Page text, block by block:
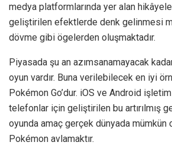
medya platformlarında yer alan
geliştirilen efektlerde denk gelinmesi
dövme gibi ögelerden oluşmaktadır.
Piyasada şu an azımsanamayacak
oyun vardır. Buna verilebilecek en iyi
Pokémon Go’dur. iOS ve Android
telefonlar için geliştirilen bu artırılmış
oyunda amaç gerçek dünyada
Pokémon avlamaktır.